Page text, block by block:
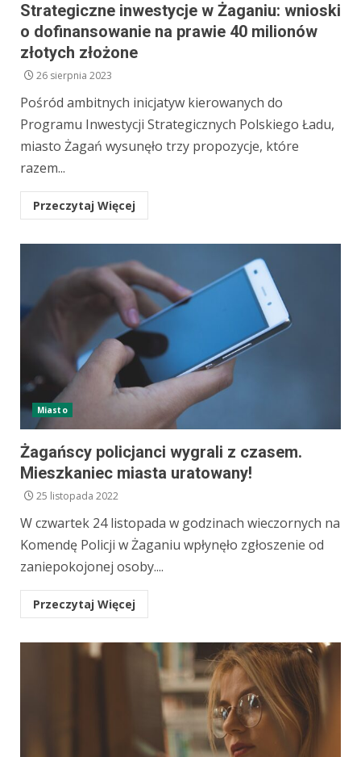
Strategiczne inwestycje w Żaganiu: wnioski
o dofinansowanie na prawie 40 milionów
złotych złożone
26 sierpnia 2023
Pośród ambitnych inicjatyw kierowanych do
Programu Inwestycji Strategicznych Polskiego Ładu,
miasto Żagań wysunęło trzy propozycje, które
razem...
Przeczytaj Więcej
Miasto
Żagańscy policjanci wygrali z czasem.
Mieszkaniec miasta uratowany!
25 listopada 2022
W czwartek 24 listopada w godzinach wieczornych na
Komendę Policji w Żaganiu wpłynęło zgłoszenie od
zaniepokojonej osoby....
Przeczytaj Więcej